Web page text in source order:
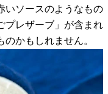
いソースのようなもの
プレザーブ」が含まれ
かもしれません。